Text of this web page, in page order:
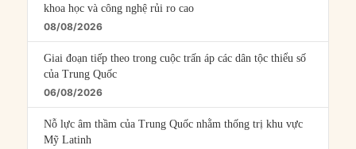
khoa học và công nghệ rủi ro cao
08/08/2026
Giai đoạn tiếp theo trong cuộc trấn áp các dân tộc thiểu số
của Trung Quốc
06/08/2026
Nỗ lực âm thầm của Trung Quốc nhằm thống trị khu vực
Mỹ Latinh